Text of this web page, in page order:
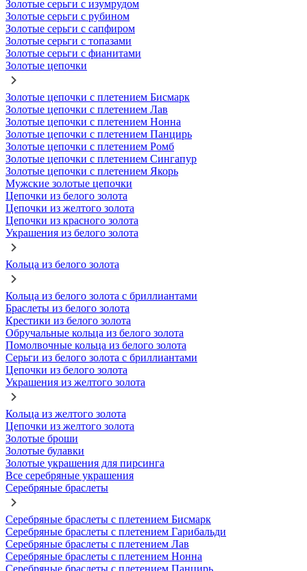
Золотые серьги с изумрудом
Золотые серьги с рубином
Золотые серьги с сапфиром
Золотые серьги с топазами
Золотые серьги с фианитами
Золотые цепочки
Золотые цепочки с плетением Бисмарк
Золотые цепочки с плетением Лав
Золотые цепочки с плетением Нонна
Золотые цепочки с плетением Панцирь
Золотые цепочки с плетением Ромб
Золотые цепочки с плетением Сингапур
Золотые цепочки с плетением Якорь
Мужские золотые цепочки
Цепочки из белого золота
Цепочки из желтого золота
Цепочки из красного золота
Украшения из белого золота
Кольца из белого золота
Кольца из белого золота с бриллиантами
Браслеты из белого золота
Крестики из белого золота
Обручальные кольца из белого золота
Помолвочные кольца из белого золота
Серьги из белого золота с бриллиантами
Цепочки из белого золота
Украшения из желтого золота
Кольца из желтого золота
Цепочки из желтого золота
Золотые броши
Золотые булавки
Золотые украшения для пирсинга
Все серебряные украшения
Серебряные браслеты
Серебряные браслеты с плетением Бисмарк
Серебряные браслеты с плетением Гарибальди
Серебряные браслеты с плетением Лав
Серебряные браслеты с плетением Нонна
Серебряные браслеты с плетением Панцирь